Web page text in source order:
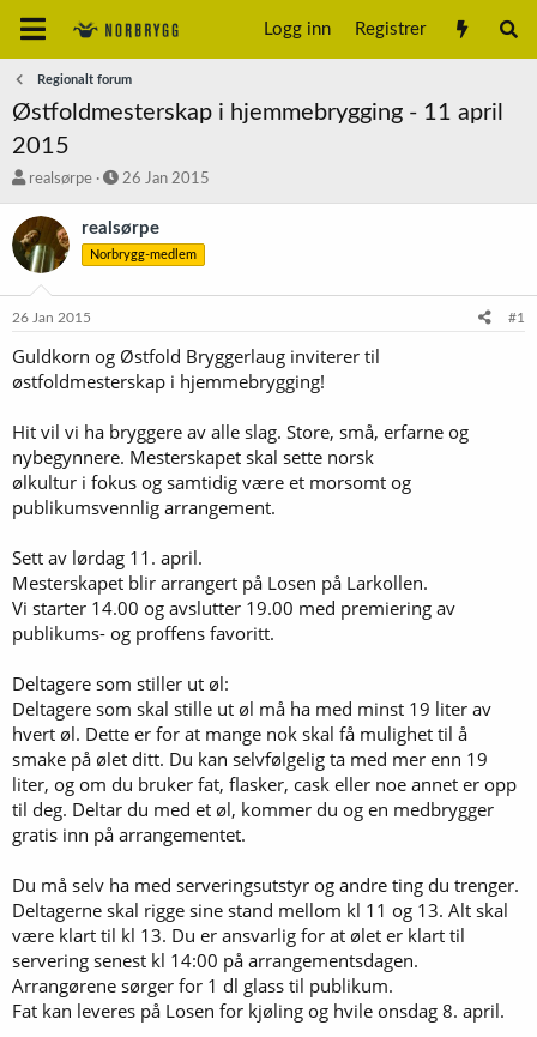
Logg inn Registrer
Regionalt forum
Østfoldmesterskap i hjemmebrygging - 11 april
2015
T
å
d
s
t
r
realsørpe
S
a
r
t
o
26 Jan 2015
realsørpe
Norbrygg-medlem
26 Jan 2015 #1
Guldkorn og Østfold Bryggerlaug inviterer til
østfoldmesterskap i hjemmebrygging!
Hit vil vi ha bryggere av alle slag. Store, små, erfarne og
nybegynnere. Mesterskapet skal sette norsk
ølkultur i fokus og samtidig være et morsomt og
publikumsvennlig arrangement.
Sett av lørdag 11. april.
Mesterskapet blir arrangert på Losen på Larkollen.
Vi starter 14.00 og avslutter 19.00 med premiering av
publikums- og proffens favoritt.
Deltagere som stiller ut øl:
Deltagere som skal stille ut øl må ha med minst 19 liter av
hvert øl. Dette er for at mange nok skal få mulighet til å
smake på ølet ditt. Du kan selvfølgelig ta med mer enn 19
liter, og om du bruker fat, flasker, cask eller noe annet er opp
til deg. Deltar du med et øl, kommer du og en medbrygger
gratis inn på arrangementet.
Du må selv ha med serveringsutstyr og andre ting du trenger.
Deltagerne skal rigge sine stand mellom kl 11 og 13. Alt skal
være klart til kl 13. Du er ansvarlig for at ølet er klart til
servering senest kl 14:00 på arrangementsdagen.
Arrangørene sørger for 1 dl glass til publikum.
Fat kan leveres på Losen for kjøling og hvile onsdag 8. april.